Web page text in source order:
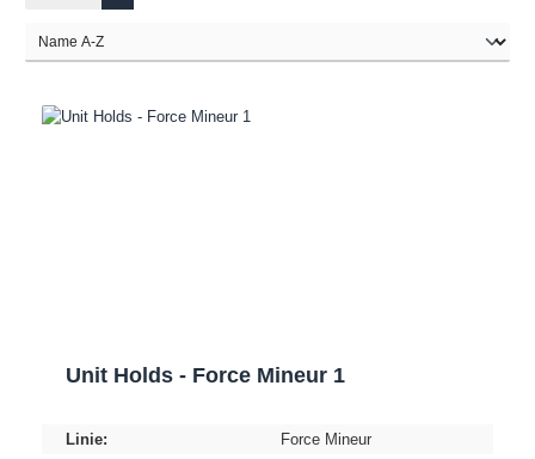
Unit Holds - Force Mineur 1
Linie:
Force Mineur